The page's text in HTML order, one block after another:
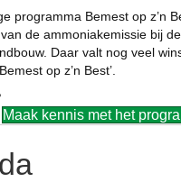
programma Bemest op z’n
de ammoniakemissie bij
Daar valt nog veel
op z’n Best’.
Maak kennis met het